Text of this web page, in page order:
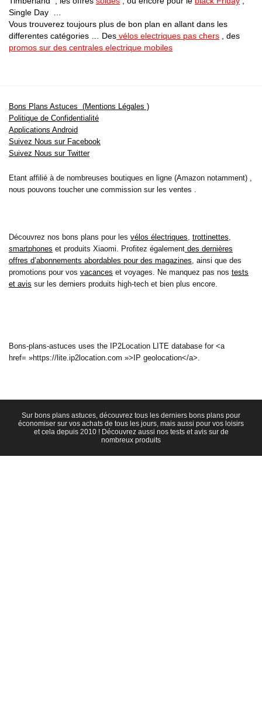
Single Day …
Vous trouverez toujours plus de bon plan en allant dans les
differentes catégories … Des vélos electriques pas chers , des
promos sur des centrales electrique mobiles
Bons Plans Astuces (Mentions Légales )
Politique de Confidentialité
Applications Android
Suivez Nous sur Facebook
Suivez Nous sur Twitter
Etant affilié à de nombreuses boutiques en ligne (Amazon notamment) ,
nous pouvons toucher une commission sur les ventes .
Découvrez nos bons plans pour les vélos électriques trottinettes
smartphones et produits Xiaomi. Profitez également des dernières
offres d’abonnements abordables pour des magazines , ainsi que des
promotions pour vos vacances et voyages. Ne manquez pas nos tests
et avis sur les derniers produits high-tech et bien plus encore.
Bons-plans-astuces uses the IP2Location LITE database for <a
href= »https://lite.ip2location.com »>IP geolocation</a>.
Sur bons plans astuces, découvrez tous les derniers bons plans pour
économiser sur vos achats de tous les jours, mais aussi pour vos loisirs
et cela depuis 2010 ! Découvrez aussi nos tests et avis sur de
nombreux produits